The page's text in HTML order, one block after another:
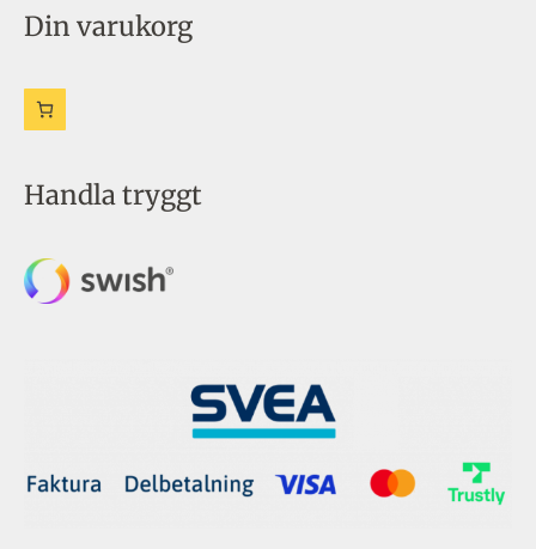
Din varukorg
Handla tryggt